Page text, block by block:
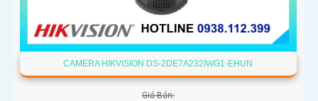
CAMERA HIKVISION DS-2DE7A232IWG1-EHUN
Giá Bán: